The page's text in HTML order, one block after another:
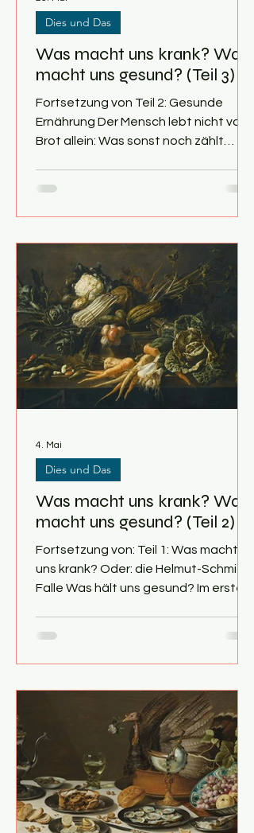
Was macht uns krank? Was
macht uns gesund? (Teil 3)
Fortsetzung von Teil 2: Gesunde
Ernährung Der Mensch lebt nicht vom
Brot allein: Was sonst noch zählt
ausgerichtet und nicht auf deren
sehr viel Geld einsparen könnte – man
würde vor allem Millionen Menschen
auch ein viel besseres Leben
bescheren. Wir müssen nicht auf eine
neue Ausrichtung des
Gesundheitssystems warten,
sondern können Vieles se
Dies und Das
Was macht uns krank? Was
macht uns gesund? (Teil 2)
Fortsetzung von: Teil 1: Was macht
uns krank? Oder: die Helmut-Schmidt-
Falle Was hält uns gesund? Im ersten
Risiko signifikant erhöhen, an
erkranken, zu hohe Cholesterinwerte
oder bauchbetontes Übergewicht zu
entwickeln. Diese wichtigsten
Risikofaktoren sind ihrerseits stark mit
den häufigsten Todesursachen in
den Industrieländern verknüpft. Wi
Dies und Das
4. Mai